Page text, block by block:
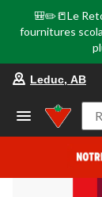
🎒✏️📒Le
fournitures
Leduc, AB